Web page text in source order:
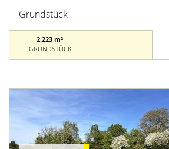
Grundstück
2.223 m²
GRUNDSTÜCK